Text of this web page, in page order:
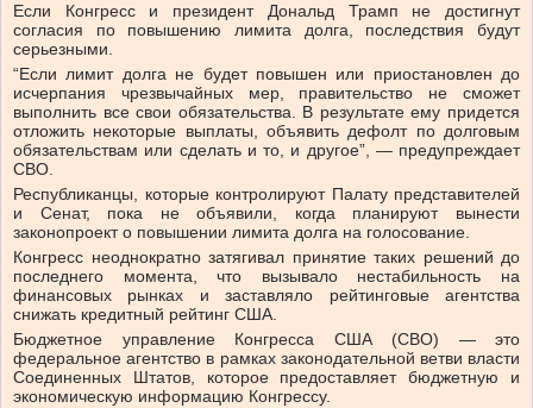
Если Конгресс и президент Дональд Трамп не достигнут
согласия по повышению лимита долга, последствия будут
серьезными.
“Если лимит долга не будет повышен или приостановлен до
исчерпания чрезвычайных мер, правительство не сможет
выполнить все свои обязательства. В результате ему придется
отложить некоторые выплаты, объявить дефолт по долговым
обязательствам или сделать и то, и другое”, — предупреждает
CBO.
Республиканцы, которые контролируют Палату представителей
и Сенат, пока не объявили, когда планируют вынести
законопроект о повышении лимита долга на голосование.
Конгресс неоднократно затягивал принятие таких решений до
последнего момента, что вызывало нестабильность на
финансовых рынках и заставляло рейтинговые агентства
снижать кредитный рейтинг США.
Бюджетное управление Конгресса США(CBO) — это
федеральное агентство в рамках законодательной ветви власти
Соединенных Штатов, которое предоставляет бюджетную и
экономическую информацию Конгрессу.